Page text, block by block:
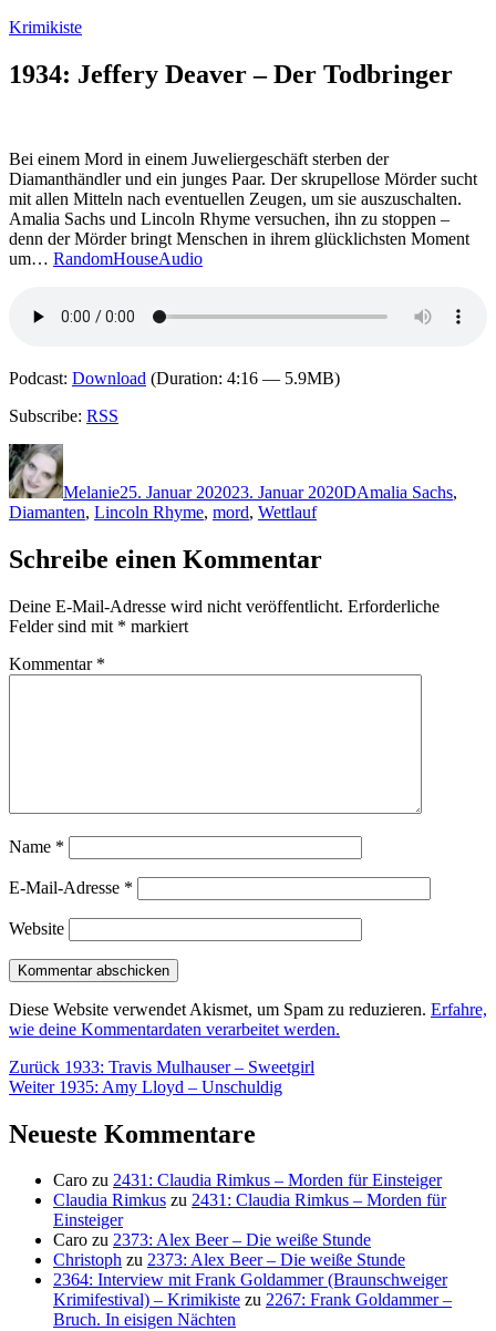
Zum
springen
Krimikiste
1934: Jeffery Deaver – Der Todbringer
Bei einem Mord in einem Juweliergeschäft sterben der
Diamanthändler und ein junges Paar. Der skrupellose Mörder sucht
mit allen Mitteln nach eventuellen Zeugen, um sie auszuschalten.
Amalia Sachs und Lincoln Rhyme versuchen, ihn zu stoppen –
denn der Mörder bringt Menschen in ihrem glücklichsten Moment
um… RandomHouseAudio
Podcast: Download (Duration: 4:16 — 5.9MB)
Subscribe: RSS
Autor
Melanie25. Januar 202023. Januar 2020DAmalia Sachs,
Diamanten, Lincoln Rhyme, mord, Wettlauf
Schreibe einen Kommentar
Deine E-Mail-Adresse wird nicht veröffentlicht. Erforderliche
Felder sind mit * markiert
Kommentar *
Name *
E-Mail-Adresse *
Website
Diese Website verwendet Akismet, um Spam zu reduzieren. Erfahre,
wie deine Kommentardaten verarbeitet werden.
Beitragsnavigation
Zurück Vorheriger
Beitrag:
1933: Travis Mulhauser – Sweetgirl
Weiter Nächster
1935: Amy Lloyd – Unschuldig
Neueste Kommentare
Caro zu 2431: Claudia Rimkus – Morden für Einsteiger
Claudia Rimkus zu 2431: Claudia Rimkus – Morden für
Einsteiger
Caro zu 2373: Alex Beer – Die weiße Stunde
Christoph zu 2373: Alex Beer – Die weiße Stunde
2364: Interview mit Frank Goldammer (Braunschweiger
Krimifestival) – Krimikiste zu 2267: Frank Goldammer –
Bruch. In eisigen Nächten